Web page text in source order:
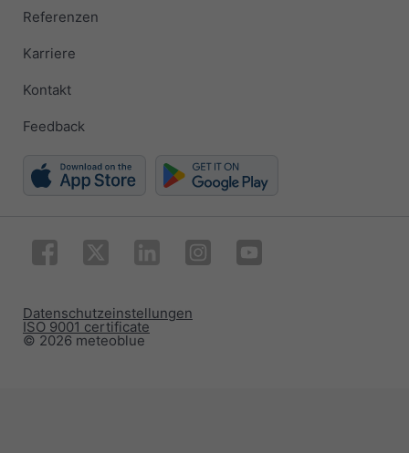
Referenzen
Karriere
Kontakt
Feedback
© 2026 meteoblue
ISO 9001 certificate
Datenschutzeinstellungen